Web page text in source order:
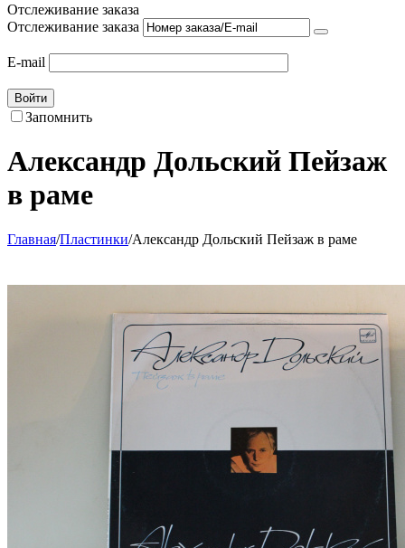
Отслеживание заказа
Отслеживание заказа
E-mail
Войти
Запомнить
Александр Дольский Пейзаж
в раме
Главная/Пластинки/Александр Дольский Пейзаж в раме